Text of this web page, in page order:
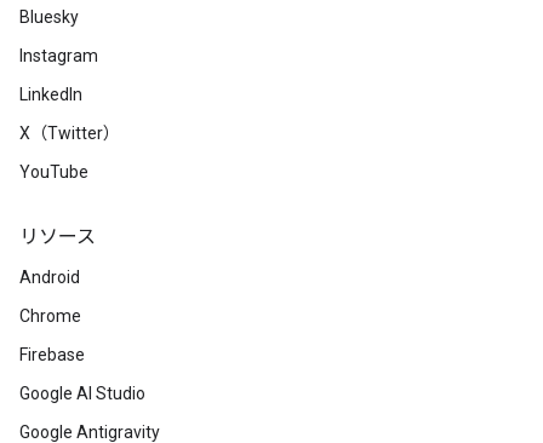
Bluesky
Instagram
LinkedIn
X（Twitter）
YouTube
リソース
Android
Chrome
Firebase
Google AI Studio
Google Antigravity